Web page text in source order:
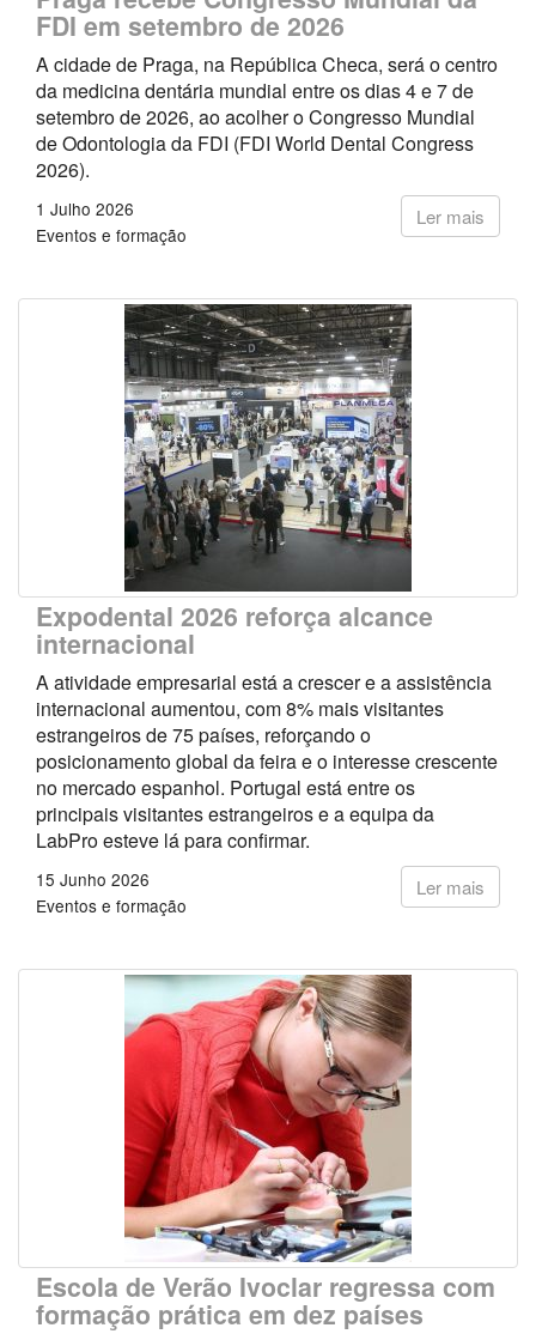
FDI em setembro de 2026
A cidade de Praga, na República Checa, será o centro
da medicina dentária mundial entre os dias 4 e 7 de
setembro de 2026, ao acolher o Congresso Mundial
de Odontologia da FDI (FDI World Dental Congress
2026).
Ler mais
1 Julho 2026
Eventos e formação
Expodental 2026 reforça alcance
internacional
A atividade empresarial está a crescer e a assistência
internacional aumentou, com 8% mais visitantes
estrangeiros de 75 países, reforçando o
posicionamento global da feira e o interesse crescente
no mercado espanhol. Portugal está entre os
principais visitantes estrangeiros e a equipa da
LabPro esteve lá para confirmar.
Ler mais
15 Junho 2026
Eventos e formação
Escola de Verão Ivoclar regressa com
formação prática em dez países